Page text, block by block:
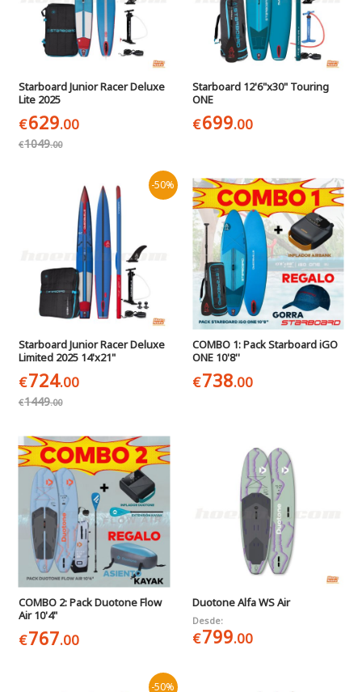
Starboard Junior Racer Deluxe
Lite 2025
€629.00
€1049.00
Starboard 12'6"x30" Touring
ONE
€699.00
-50%
Starboard Junior Racer Deluxe
Limited 2025 14'x21"
€724.00
€1449.00
COMBO 1: Pack Starboard iGO
ONE 10'8''
€738.00
COMBO 2: Pack Duotone Flow
Air 10'4"
€767.00
Duotone Alfa WS Air
Desde:
€799.00
-50%